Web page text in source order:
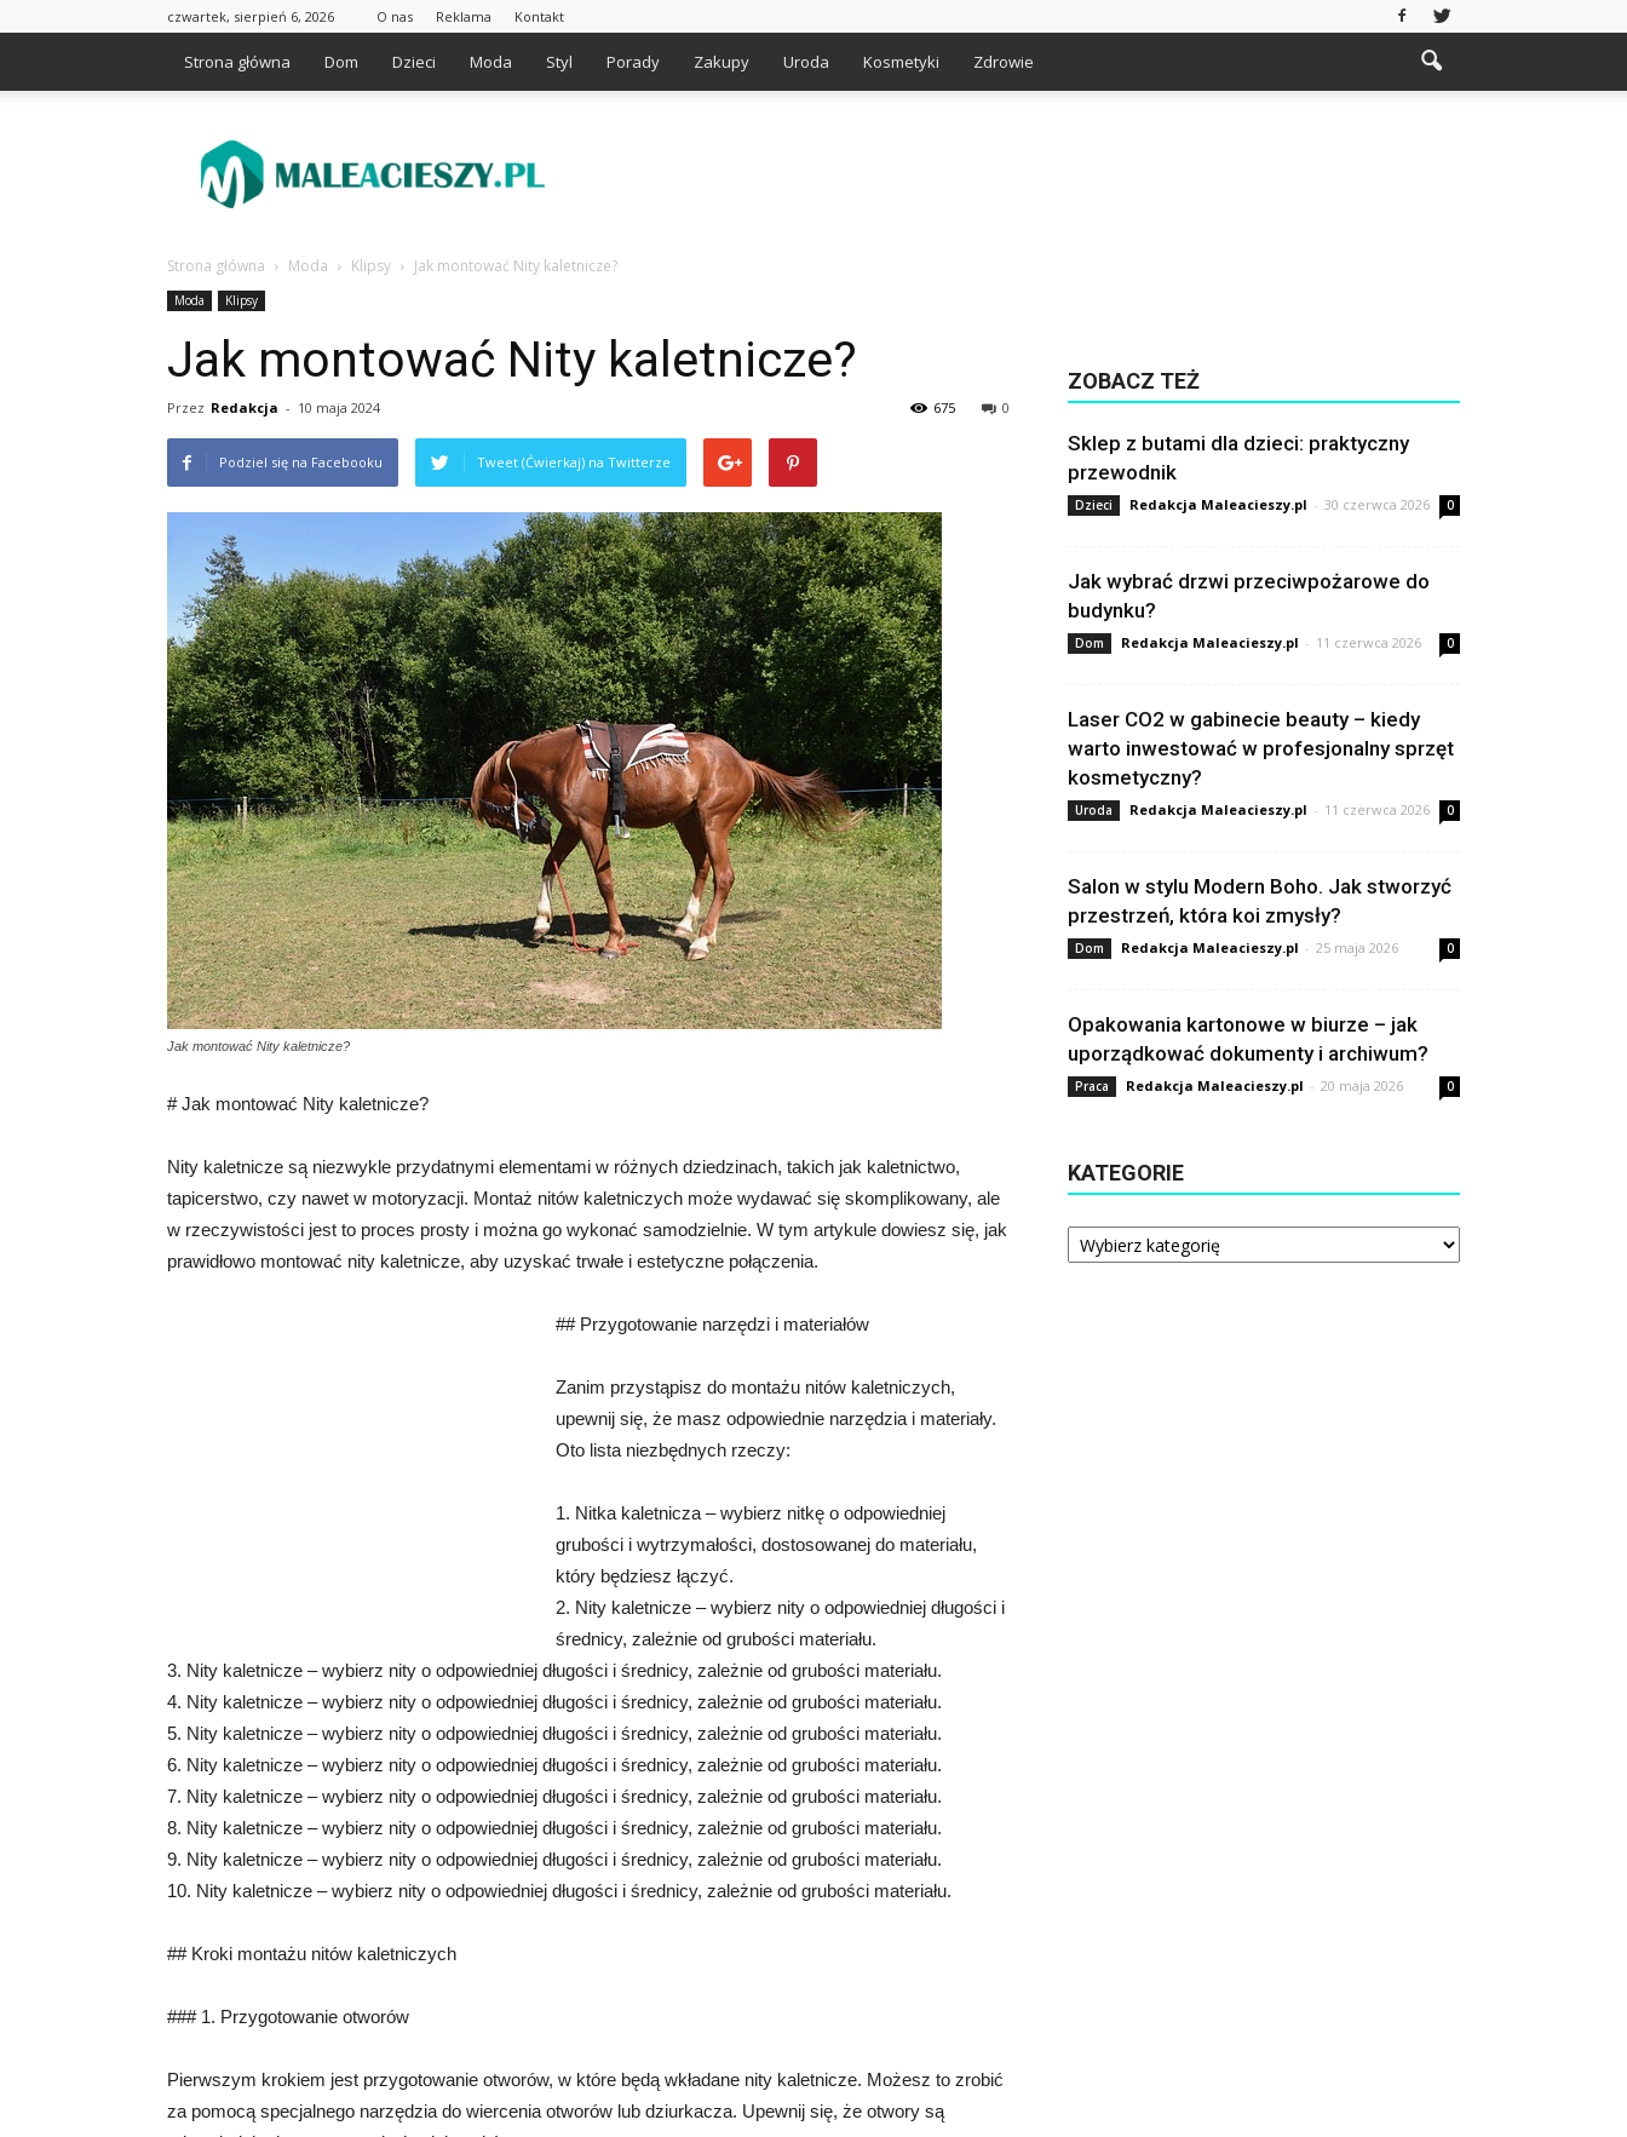
czwartek, sierpień 6, 2026 O nas Reklama Kontakt
Strona główna Dom Dzieci Moda Styl Porady Zakupy Uroda Kosmetyki Zdrowie
Strona główna Moda Klipsy Jak montować Nity kaletnicze?
Moda Klipsy
Jak montować Nity kaletnicze?
Przez Redakcja - 10 maja 2024 0
675
Podziel się na Facebooku Tweet (Ćwierkaj) na Twitterze
Jak montować Nity kaletnicze?
# Jak montować Nity kaletnicze?
Nity kaletnicze są niezwykle przydatnymi elementami w różnych dziedzinach, takich jak kaletnictwo,
tapicerstwo, czy nawet w motoryzacji. Montaż nitów kaletniczych może wydawać się skomplikowany, ale
w rzeczywistości jest to proces prosty i można go wykonać samodzielnie. W tym artykule dowiesz się, jak
prawidłowo montować nity kaletnicze, aby uzyskać trwałe i estetyczne połączenia.
## Przygotowanie narzędzi i materiałów
Zanim przystąpisz do montażu nitów kaletniczych,
upewnij się, że masz odpowiednie narzędzia i materiały.
Oto lista niezbędnych rzeczy:
1. Nitka kaletnicza – wybierz nitkę o odpowiedniej
grubości i wytrzymałości, dostosowanej do materiału,
który będziesz łączyć.
2. Nity kaletnicze – wybierz nity o odpowiedniej długości i
średnicy, zależnie od grubości materiału.
3. Nity kaletnicze – wybierz nity o odpowiedniej długości i średnicy, zależnie od grubości materiału.
4. Nity kaletnicze – wybierz nity o odpowiedniej długości i średnicy, zależnie od grubości materiału.
5. Nity kaletnicze – wybierz nity o odpowiedniej długości i średnicy, zależnie od grubości materiału.
6. Nity kaletnicze – wybierz nity o odpowiedniej długości i średnicy, zależnie od grubości materiału.
7. Nity kaletnicze – wybierz nity o odpowiedniej długości i średnicy, zależnie od grubości materiału.
8. Nity kaletnicze – wybierz nity o odpowiedniej długości i średnicy, zależnie od grubości materiału.
9. Nity kaletnicze – wybierz nity o odpowiedniej długości i średnicy, zależnie od grubości materiału.
10. Nity kaletnicze – wybierz nity o odpowiedniej długości i średnicy, zależnie od grubości materiału.
## Kroki montażu nitów kaletniczych
### 1. Przygotowanie otworów
Pierwszym krokiem jest przygotowanie otworów, w które będą wkładane nity kaletnicze. Możesz to zrobić
za pomocą specjalnego narzędzia do wiercenia otworów lub dziurkacza. Upewnij się, że otwory są
ZOBACZ TEŻ
Sklep z butami dla dzieci: praktyczny
przewodnik
Dzieci Redakcja Maleacieszy.pl - 30 czerwca 2026 0
Jak wybrać drzwi przeciwpożarowe do
budynku?
Dom Redakcja Maleacieszy.pl - 11 czerwca 2026 0
Laser CO2 w gabinecie beauty – kiedy
warto inwestować w profesjonalny sprzęt
kosmetyczny?
Uroda Redakcja Maleacieszy.pl - 11 czerwca 2026 0
Salon w stylu Modern Boho. Jak stworzyć
przestrzeń, która koi zmysły?
Dom Redakcja Maleacieszy.pl - 25 maja 2026 0
Opakowania kartonowe w biurze – jak
uporządkować dokumenty i archiwum?
Praca Redakcja Maleacieszy.pl - 20 maja 2026 0
KATEGORIE
Kategorie